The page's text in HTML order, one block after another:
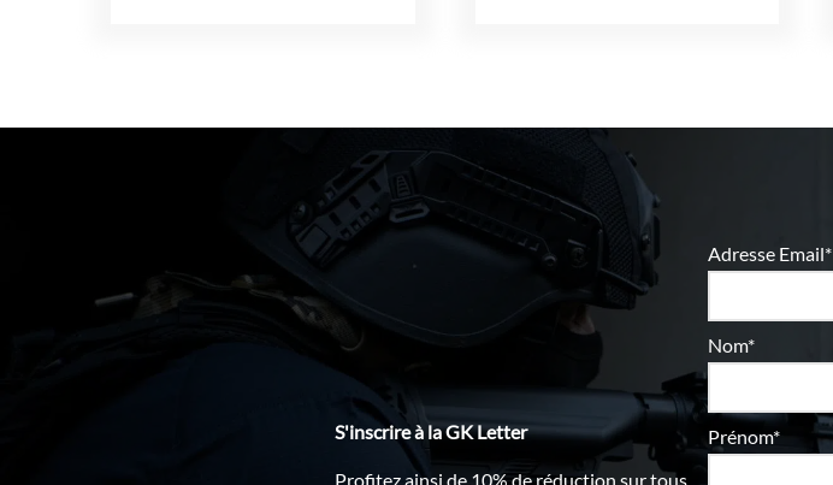
S'inscrire à la GK Letter
Profitez ainsi de 10% de réduction sur tous
Adresse Email*
Nom*
Prénom*